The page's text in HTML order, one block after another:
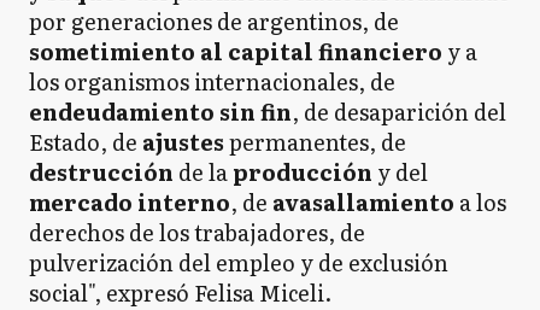
por generaciones de argentinos, de
sometimiento al capital financiero y a
los organismos internacionales, de
endeudamiento sin fin, de desaparición del
Estado, de ajustespermanentes, de
destrucción de laproducción y del
mercado interno, de avasallamiento a los
derechos de los trabajadores, de
pulverización del empleo y de exclusión
social", expresó Felisa Miceli.